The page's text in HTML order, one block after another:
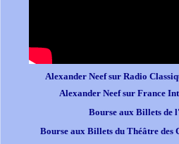
Alexander Neef sur Radio
Alexander Neef sur France
Bourse aux Billets de
Bourse aux Billets du Théâtre des